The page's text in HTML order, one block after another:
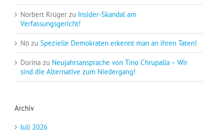
Norbert Krüger zu Insider-Skandal am
Verfassungsgericht!
Nö zu Spezielle Demokraten erkennt man an ihren Taten!
Dorina zu Neujahrsansprache von Tino Chrupalla – Wir
sind die Alternative zum Niedergang!
Archiv
Juli 2026